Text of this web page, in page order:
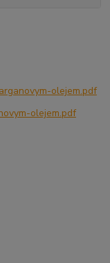
olejem.pdf
olejem.pdf